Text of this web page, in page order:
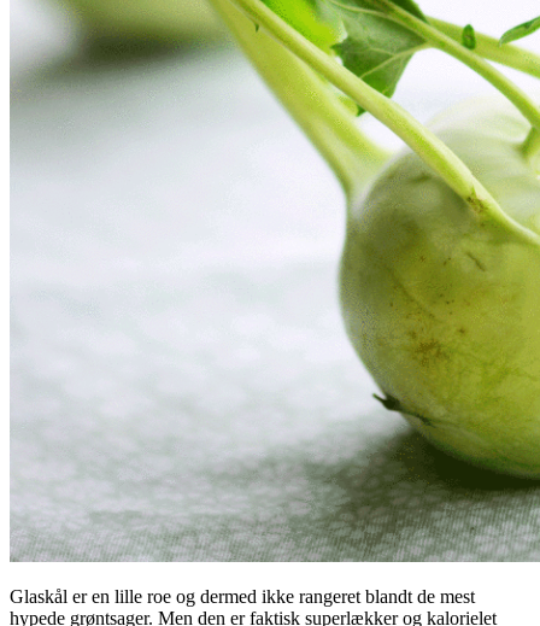
Glaskål er en lille roe og dermed ikke rangeret blandt de mest
hypede grøntsager. Men den er faktisk superlækker og kalorielet